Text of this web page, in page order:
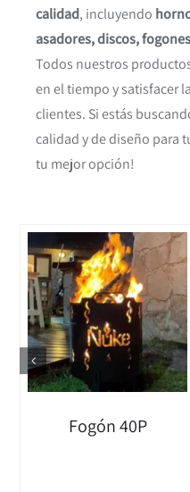
calidad, incluyendo
asadores, discos,
Todos nuestros
en el tiempo y satisfacer
clientes. Si estás
calidad y de diseño para
tu mejor opción!
Fogón 40P